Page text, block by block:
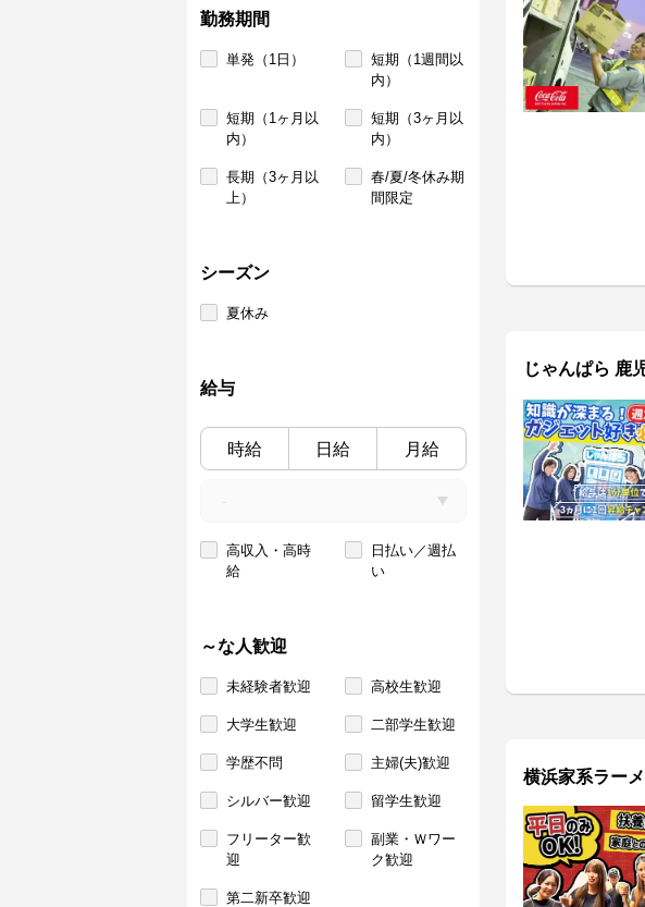
勤務期間
単発（1日）
短期（1週間以
内）
短期（1ヶ月以
内）
短期（3ヶ月以
内）
長期（3ヶ月以
上）
春/夏/冬休み期
間限定
シーズン
夏休み
給与
時給 日給 月給
高収入・高時
給
日払い／週払
い
～な人歓迎
未経験者歓迎 高校生歓迎
大学生歓迎 二部学生歓迎
学歴不問 主婦(夫)歓迎
シルバー歓迎 留学生歓迎
フリーター歓
迎
副業・Ｗワー
ク歓迎
第二新卒歓迎
じゃんぱら 鹿
横浜家系ラー